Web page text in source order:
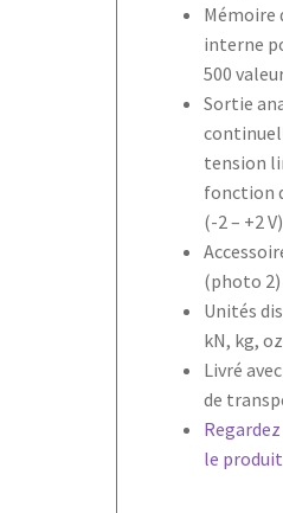
Mémoire
interne
500
Sortie
tension
fonction
(-2 – +2 V)
(photo 2)
Unités
kN, kg,
Livré
de
le produit